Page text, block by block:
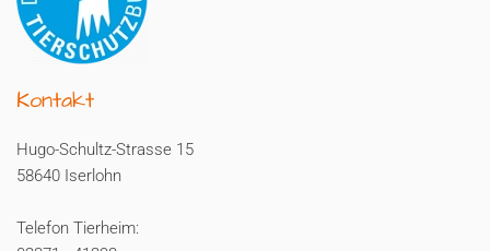
Kontakt
Hugo-Schultz-Strasse 15
58640 Iserlohn
Telefon Tierheim: